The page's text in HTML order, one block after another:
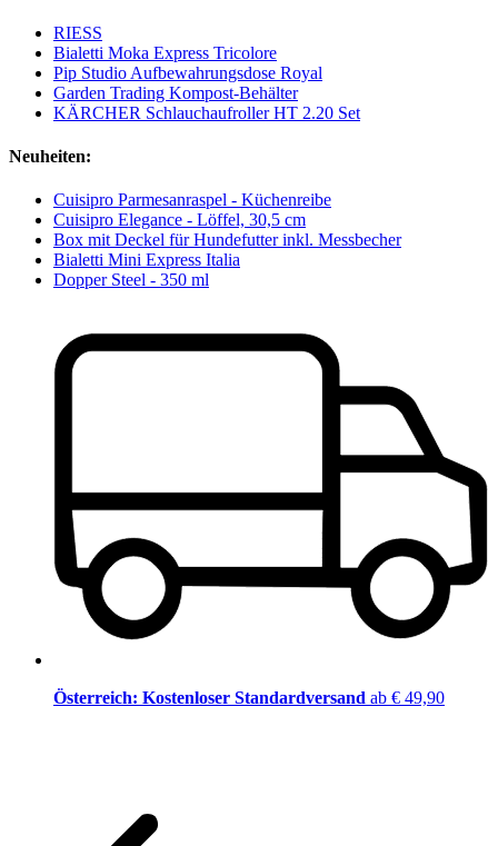
RIESS
Bialetti Moka Express Tricolore
Pip Studio Aufbewahrungsdose Royal
Garden Trading Kompost-Behälter
KÄRCHER Schlauchaufroller HT 2.20 Set
Neuheiten:
Cuisipro Parmesanraspel - Küchenreibe
Cuisipro Elegance - Löffel, 30,5 cm
Box mit Deckel für Hundefutter inkl. Messbecher
Bialetti Mini Express Italia
Dopper Steel - 350 ml
Österreich: Kostenloser Standardversand ab € 49,90